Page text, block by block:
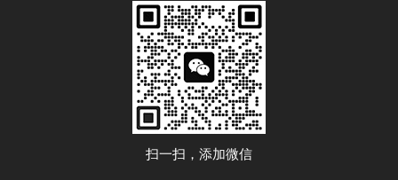
扫一扫，添加微信